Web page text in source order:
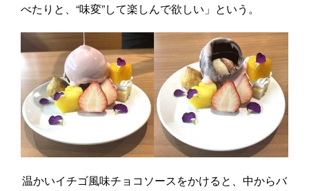
べたりと、“味変”して楽しんで欲しい」という。
温かいイチゴ風味チョコソースをかけると、中からバ